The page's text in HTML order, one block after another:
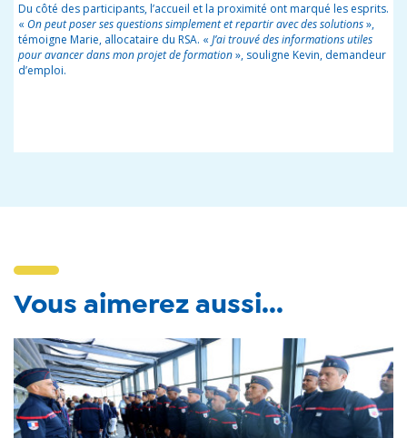
Du côté des participants, l’accueil et la proximité ont marqué les esprits.
« On peut poser ses questions simplement et repartir avec des solutions»,
témoigne Marie, allocataire du RSA. « J’ai trouvé des informations utiles
pour avancer dans mon projet de formation», souligne Kevin, demandeur
d’emploi.
Vous aimerez aussi...